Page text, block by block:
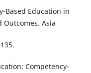
Based Education in
Asia
Competency-